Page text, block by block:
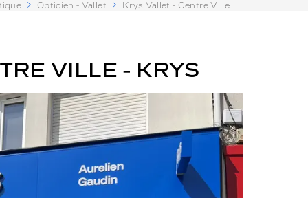
Opticien - Vallet Krys Vallet - Centre Ville
VILLE - KRYS